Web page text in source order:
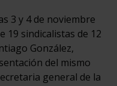
3 y 4 de noviembre
19 sindicalistas de 12
González,
del mismo
general de la